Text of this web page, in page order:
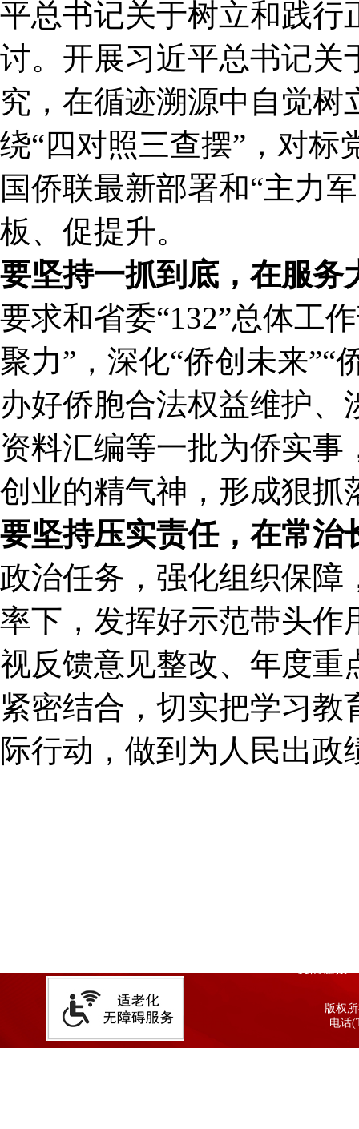
平总书记关于树立和践行
讨。开展习近平总书记关
究，在循迹溯源中自觉
绕“四对照三查摆”，对
国侨联最新部署和“主力
板、促提升。
要坚持一抓到底，在服务
要求和省委“132”总体工
聚力”，深化“侨创未来”“
办好侨胞合法权益维护
资料汇编等一批为侨实
创业的精气神，形成狠抓
要坚持压实责任，在常治
政治任务，强化组织保障
率下，发挥好示范带头作
视反馈意见整改、年度重
紧密结合，切实把学习
际行动，做到为人民出政
版权
电话